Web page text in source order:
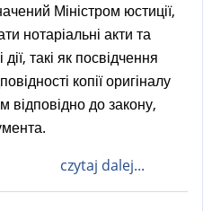
Міністром юстиції,
нотаріальні акти та
такі як посвідчення
копії оригіналу
відповідно до закону,
czytaj dalej...